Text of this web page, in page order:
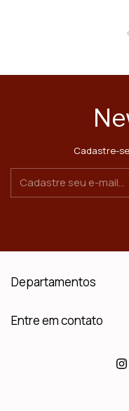
Cadastre-
Departamentos
Entre em contato